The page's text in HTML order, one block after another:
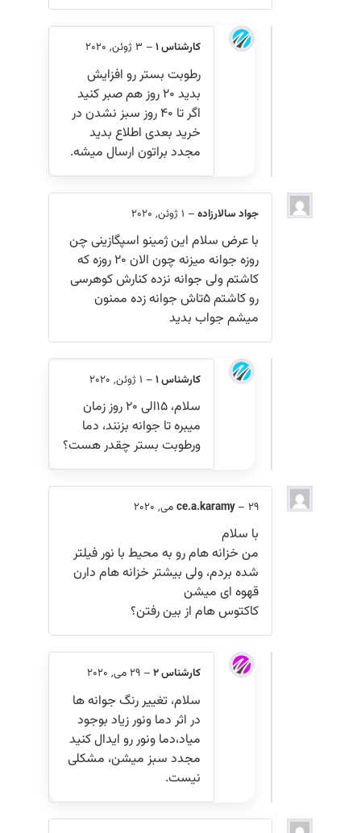
کارشناس 1 –3 ژوئن, 2020
رطوبت بستر رو افزایش
بدید ۲۰ روز هم صبر کنید
اگر تا ۴۰ روز سبز نشدن در
خرید بعدی اطلاع بدید
مجدد براتون ارسال میشه.
جواد سالارزاده–1 ژوئن, 2020
با عرض سلام این ژمینو اسپگازینی چن
روزه جوانه میزنه چون الان ۲۰ روزه که
کاشتم ولی جوانه نزده کنارش کوهرسی
رو کاشتم ۵تاش جوانه زده ممنون
میشم جواب بدید
کارشناس 1 –1 ژوئن, 2020
سلام، ۱۵الی ۲۰ روز زمان
میبره تا جوانه بزنند، دما
ورطوبت بستر چقدر هست؟
ce.a.karamy
با سلام
من خزانه هام رو به محیط با نور فیلتر
شده بردم، ولی بیشتر خزانه هام دارن
قهوه ای میشن
کاکتوس هام از بین رفتن؟
کارشناس 2 –29 می, 2020
سلام، تغییر رنگ جوانه ها
در اثر دما ونور زیاد بوجود
میاد،دما ونور رو ایدال کنید
مجدد سبز میشن، مشکلی
نیست.